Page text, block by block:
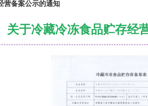
营备案公示的通知
关于冷藏冷冻食品贮存经